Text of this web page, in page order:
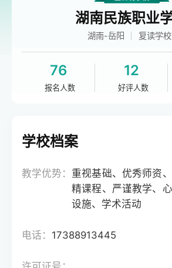
湖南民族职业
湖南-岳阳 复读学校
76
报名人数
12
好评人数
学校档案
教学优势： 重视基础、优秀师资
精课程、严谨教学、
设施、学术活动
电话： 17388913445